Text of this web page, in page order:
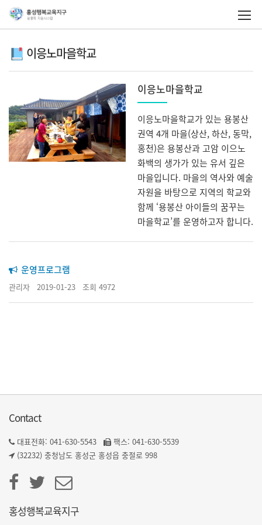
이응노마을학교
이응노마을학교
이응노마을학교가 있는 용봉산
권역 4개 마을(상산, 하산, 동막,
홍천)은 용봉산과 고암 이으노
화백의 생가가 있는 유서 깊은
마을입니다. 마을의 역사와 예술
자원을 바탕으로 지역의 학교와
함께 ‘용봉산 아이들의 꿈꾸는
마을학교’를 운영하고자 합니다.
운영프로그램
관리자 2019-01-23 조회 4972
Contact
대표전화: 041-630-5543
팩스: 041-630-5539
(32232) 충청남도 홍성군 홍성읍 충절로 998
홍성행복교육지구